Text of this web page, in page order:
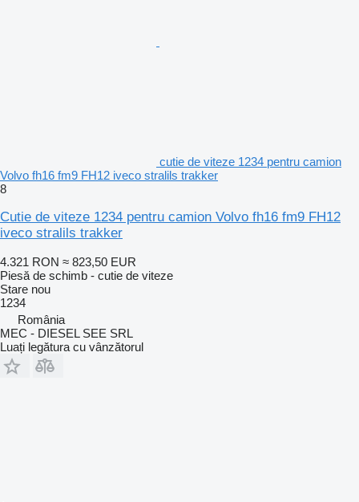
cutie de viteze 1234 pentru camion
Volvo fh16 fm9 FH12 iveco stralils trakker
8
Cutie de viteze 1234 pentru camion Volvo fh16 fm9 FH12
iveco stralils trakker
4.321 RON ≈ 823,50 EUR
Piesă de schimb - cutie de viteze
Stare nou
1234
România
MEC - DIESEL SEE SRL
Luați legătura cu vânzătorul